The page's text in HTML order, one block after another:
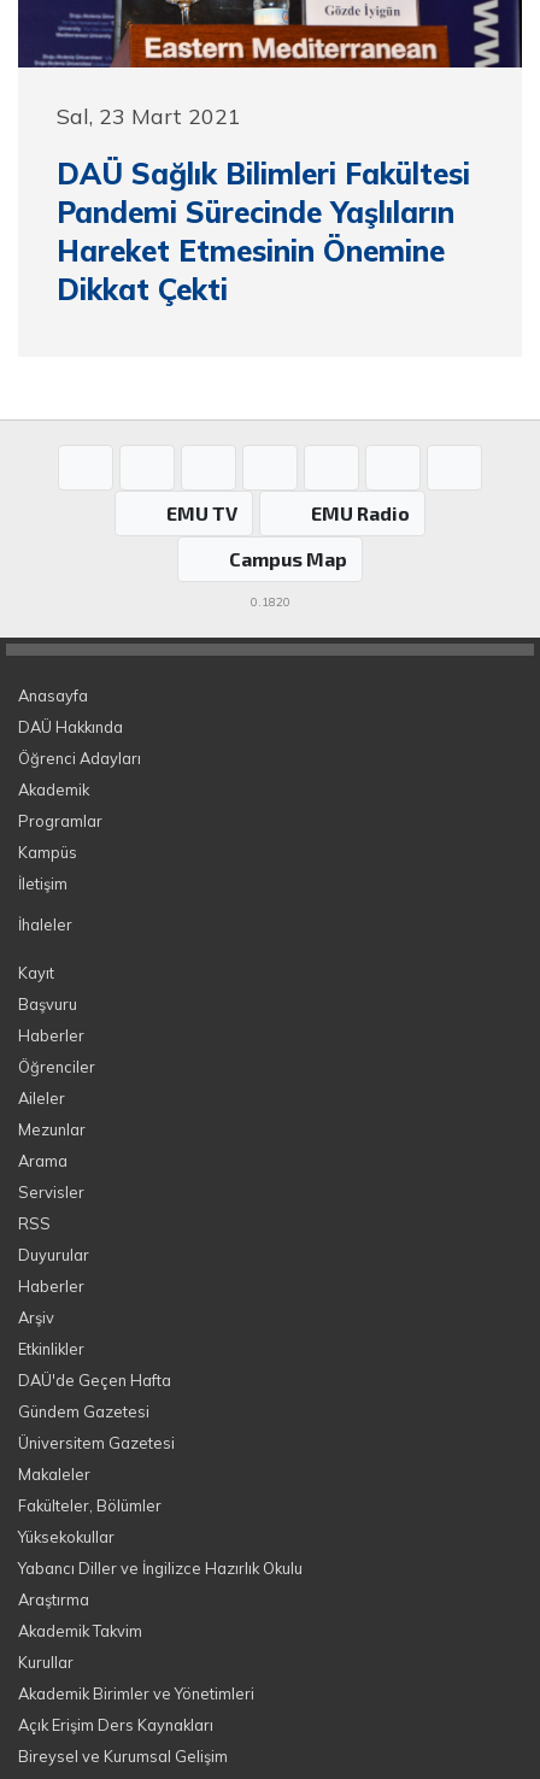
Sal, 23 Mart 2021
DAÜ Sağlık Bilimleri Fakültesi
Pandemi Sürecinde Yaşlıların
Hareket Etmesinin Önemine
Dikkat Çekti
EMU TV
EMU Radio
Campus Map
0.1820
Anasayfa
DAÜ Hakkında
Öğrenci Adayları
Akademik
Programlar
Kampüs
İletişim
İhaleler
Kayıt
Başvuru
Haberler
Öğrenciler
Aileler
Mezunlar
Arama
Servisler
RSS
Duyurular
Haberler
Arşiv
Etkinlikler
DAÜ'de Geçen Hafta
Gündem Gazetesi
Üniversitem Gazetesi
Makaleler
Fakülteler, Bölümler
Yüksekokullar
Yabancı Diller ve İngilizce Hazırlık Okulu
Araştırma
Akademik Takvim
Kurullar
Akademik Birimler ve Yönetimleri
Açık Erişim Ders Kaynakları
Bireysel ve Kurumsal Gelişim